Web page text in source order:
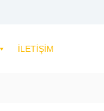
İLETIŞIM